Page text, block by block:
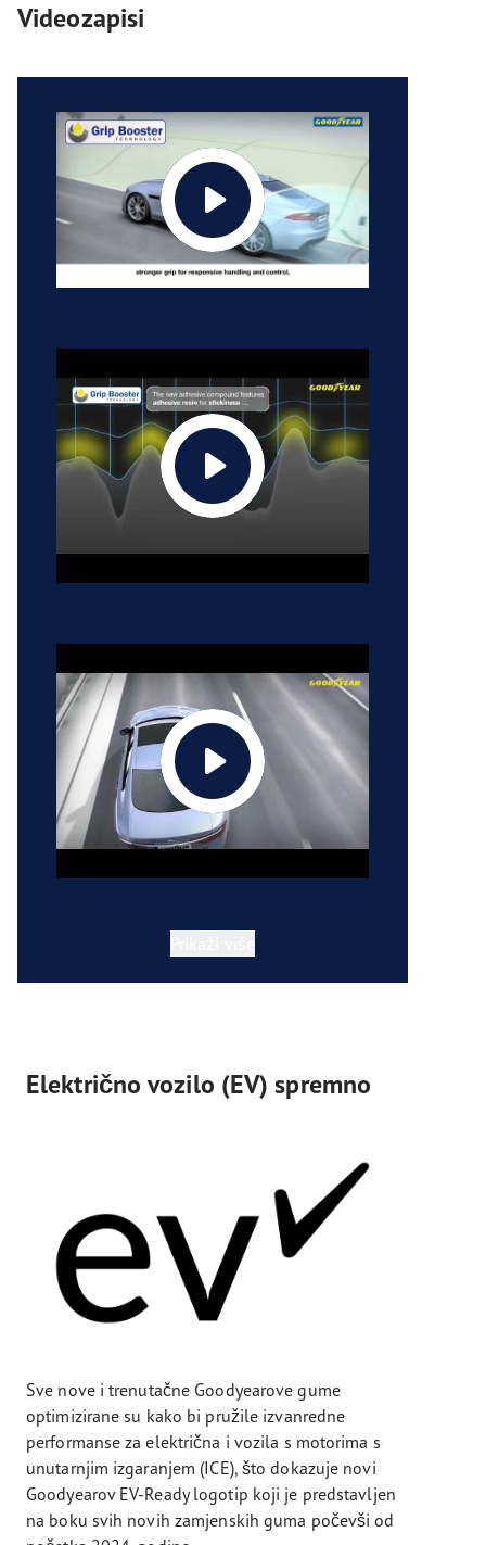
Videozapisi
Električno vozilo (EV) spremno
Sve nove i trenutačne Goodyearove gume
optimizirane su kako bi pružile izvanredne
performanse za električna i vozila s motorima s
unutarnjim izgaranjem (ICE), što dokazuje novi
Goodyearov EV-Ready logotip koji je predstavljen
na boku svih novih zamjenskih guma počevši od